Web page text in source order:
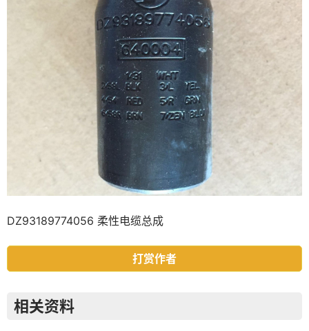
DZ93189774056 柔性电缆总成
打赏作者
相关资料